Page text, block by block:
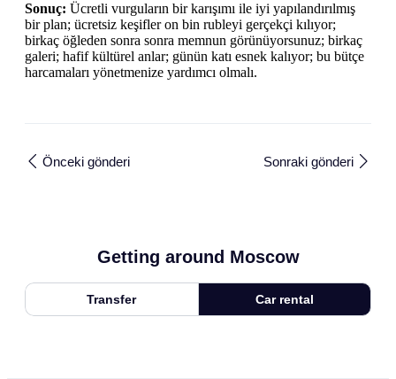
Sonuç: Ücretli vurguların bir karışımı ile iyi yapılandırılmış
bir plan; ücretsiz keşifler on bin rubleyi gerçekçi kılıyor;
birkaç öğleden sonra sonra memnun görünüyorsunuz; birkaç
galeri; hafif kültürel anlar; günün katı esnek kalıyor; bu bütçe
harcamaları yönetmenize yardımcı olmalı.
Önceki gönderi Sonraki gönderi
Getting around Moscow
Transfer Car rental